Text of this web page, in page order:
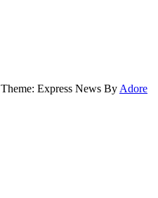
Theme: Express News By Adore